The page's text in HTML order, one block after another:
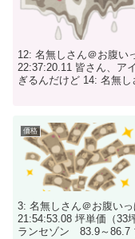
12: 名無しさん＠お腹いっぱい
22:37:20.11 皆さん、アイスマ35坪で総額いくら？ 4000万円は高す
ぎるんだけど
価格
3: 名無しさん＠お腹いっぱい
21:54:53.08 坪単価（33坪の場合） グランスマート 81.3～84.0 グ
ランセゾン 83.9～86.7